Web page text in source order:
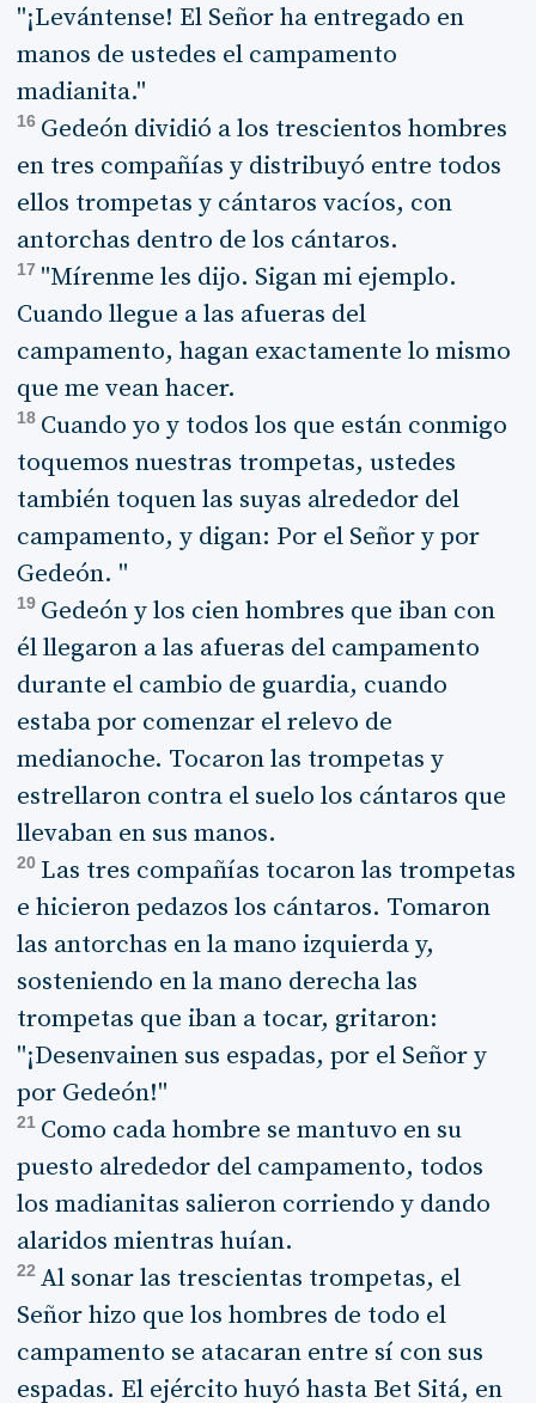
"¡Levántense! El Señor ha entregado en
manos de ustedes el campamento
madianita."
16 Gedeón dividió a los trescientos hombres
en tres compañías y distribuyó entre todos
ellos trompetas y cántaros vacíos, con
antorchas dentro de los cántaros.
17 "Mírenme les dijo. Sigan mi ejemplo.
Cuando llegue a las afueras del
campamento, hagan exactamente lo mismo
que me vean hacer.
18 Cuando yo y todos los que están conmigo
toquemos nuestras trompetas, ustedes
también toquen las suyas alrededor del
campamento, y digan: Por el Señor y por
Gedeón. "
19 Gedeón y los cien hombres que iban con
él llegaron a las afueras del campamento
durante el cambio de guardia, cuando
estaba por comenzar el relevo de
medianoche. Tocaron las trompetas y
estrellaron contra el suelo los cántaros que
llevaban en sus manos.
20 Las tres compañías tocaron las trompetas
e hicieron pedazos los cántaros. Tomaron
las antorchas en la mano izquierda y,
sosteniendo en la mano derecha las
trompetas que iban a tocar, gritaron:
"¡Desenvainen sus espadas, por el Señor y
por Gedeón!"
21 Como cada hombre se mantuvo en su
puesto alrededor del campamento, todos
los madianitas salieron corriendo y dando
alaridos mientras huían.
22 Al sonar las trescientas trompetas, el
Señor hizo que los hombres de todo el
campamento se atacaran entre sí con sus
espadas. El ejército huyó hasta Bet Sitá, en